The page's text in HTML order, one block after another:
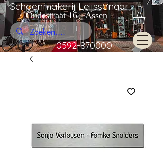
Schoenmakerij Leijssenaar
Oudestraat 16 Assen
0592-870000